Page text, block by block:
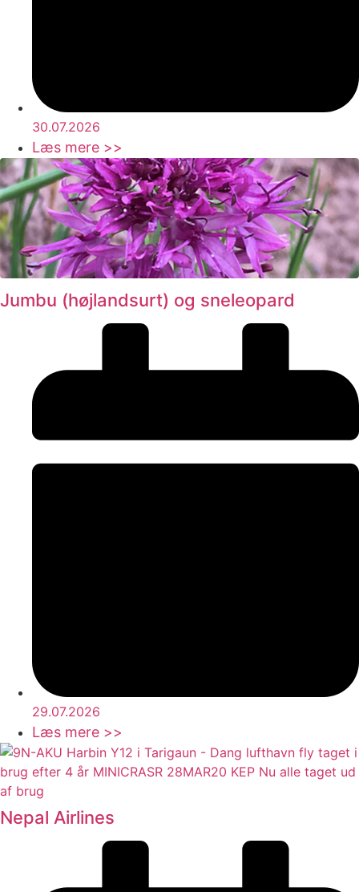
30.07.2026
Læs mere >>
Jumbu (højlandsurt) og sneleopard
29.07.2026
Læs mere >>
Nepal Airlines